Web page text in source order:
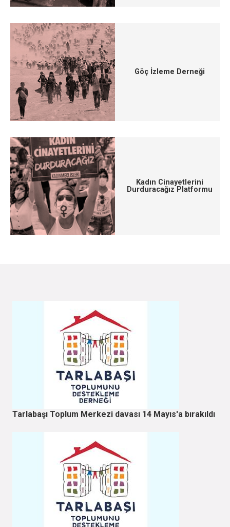
Göç İzleme Derneği
Kadın Cinayetlerini
Durduracağız Platformu
Tarlabaşı Toplum Merkezi davası 14 Mayıs'a bırakıldı